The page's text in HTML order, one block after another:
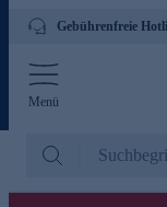
Gebührenfreie
Menü